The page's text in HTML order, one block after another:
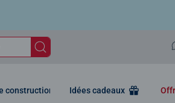
construction Idées cadeaux